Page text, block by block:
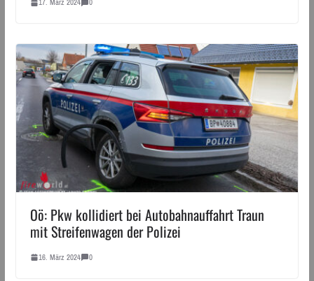
Oö: Pkw kollidiert bei Autobahnauffahrt Traun
mit Streifenwagen der Polizei
16. März 2024 0